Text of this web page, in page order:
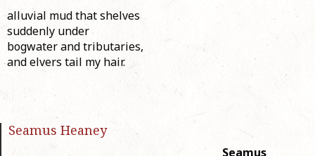
alluvial mud that shelves
suddenly under
bogwater and tributaries,
and elvers tail my hair.
Seamus Heaney
Seamus